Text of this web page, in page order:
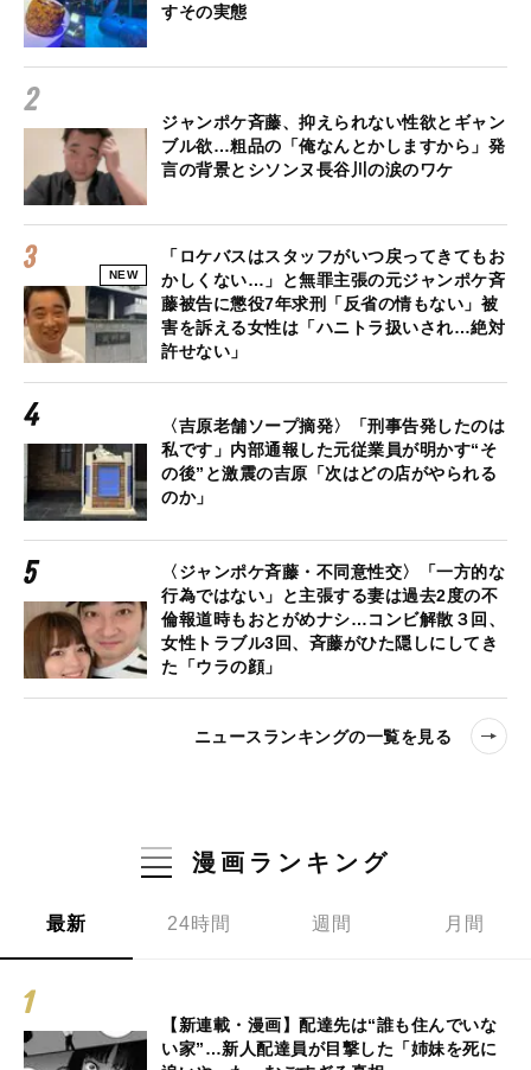
すその実態
ジャンポケ斉藤、抑えられない性欲とギャン
ブル欲…粗品の「俺なんとかしますから」発
言の背景とシソンヌ長谷川の涙のワケ
NEW
「ロケバスはスタッフがいつ戻ってきてもお
かしくない…」と無罪主張の元ジャンポケ斉
藤被告に懲役7年求刑「反省の情もない」被
害を訴える女性は「ハニトラ扱いされ…絶対
許せない」
〈吉原老舗ソープ摘発〉「刑事告発したのは
私です」内部通報した元従業員が明かす“そ
の後”と激震の吉原「次はどの店がやられる
のか」
〈ジャンポケ斉藤・不同意性交〉「一方的な
行為ではない」と主張する妻は過去2度の不
倫報道時もおとがめナシ…コンビ解散３回、
女性トラブル3回、斉藤がひた隠しにしてき
た「ウラの顔」
ニュースランキングの一覧を見る
漫画ランキング
最新 24時間 週間 月間
【新連載・漫画】配達先は“誰も住んでいな
い家”…新人配達員が目撃した「姉妹を死に